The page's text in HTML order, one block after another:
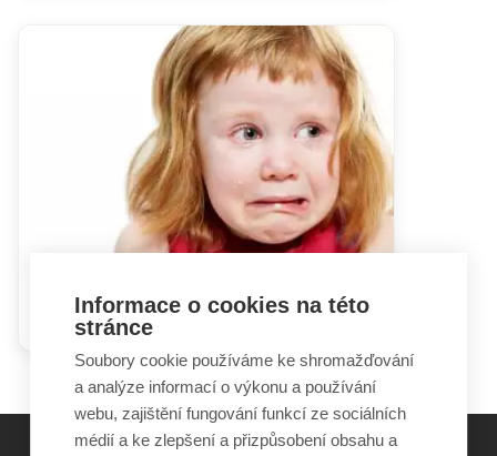
Problémy s úzkostí a strachem
Informace o cookies na této
stránce
Soubory cookie používáme ke shromažďování
a analýze informací o výkonu a používání
webu, zajištění fungování funkcí ze sociálních
médií a ke zlepšení a přizpůsobení obsahu a